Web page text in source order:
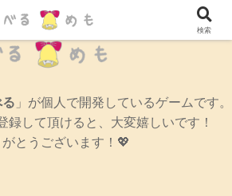
辛口女性ゲームブログ
」が個人で開発しているゲームです。
録して頂けると、大変嬉しいです！
がとうございます！💖
検索